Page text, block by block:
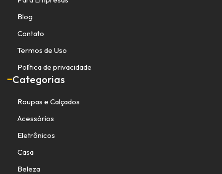
Blog
Contato
Termos de Uso
Política de privacidade
Categorias
Roupas e Calçados
Acessórios
Eletrônicos
Casa
Beleza